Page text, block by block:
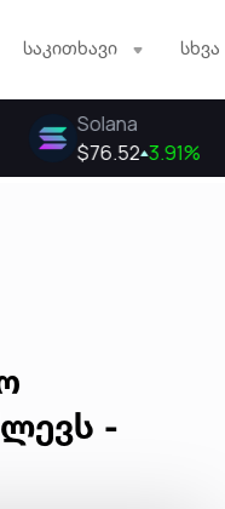
საკითხავი სხვა
-